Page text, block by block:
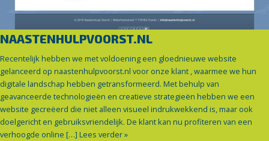
NAASTENHULPVOORST.NL
Recentelijk hebben we met voldoening een gloednieuwe website
gelanceerd op naastenhulpvoorst.nl voor onze klant , waarmee we hun
digitale landschap hebben getransformeerd. Met behulp van
geavanceerde technologieën en creatieve strategieën hebben we een
website gecreëerd die niet alleen visueel indrukwekkend is, maar ook
doelgericht en gebruiksvriendelijk. De klant kan nu profiteren van een
verhoogde online […] Lees verder »